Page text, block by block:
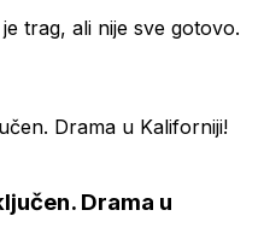
trag, ali nije sve gotovo.
Drama u